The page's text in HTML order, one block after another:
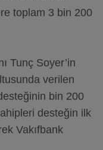
toplam 3 bin 200
Tunç Soyer’in
verilen
bin 200
desteğin ilk
Vakıfbank